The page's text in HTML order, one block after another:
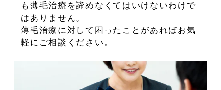
も薄毛治療を諦めなくてはいけないわけで
はありません。
薄毛治療に対して困ったことがあればお気
軽にご相談ください。